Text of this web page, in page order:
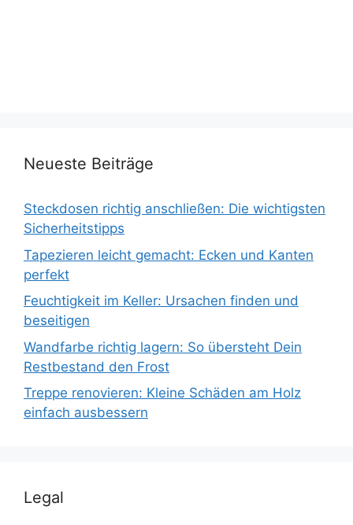
Neueste Beiträge
Steckdosen richtig anschließen: Die wichtigsten
Sicherheitstipps
Tapezieren leicht gemacht: Ecken und Kanten
perfekt
Feuchtigkeit im Keller: Ursachen finden und
beseitigen
Wandfarbe richtig lagern: So übersteht Dein
Restbestand den Frost
Treppe renovieren: Kleine Schäden am Holz
einfach ausbessern
Legal